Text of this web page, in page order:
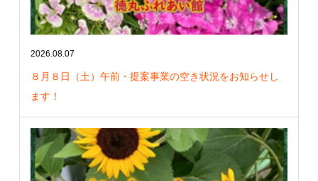
2026.08.07
８月８日（土）午前・提案事業の空き状況をお知らせし
ます！